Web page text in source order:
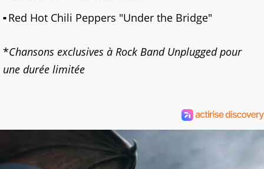
Red Hot Chili Peppers "Under the Bridge"
*Chansons exclusives à Rock Band Unplugged pour
une durée limitée